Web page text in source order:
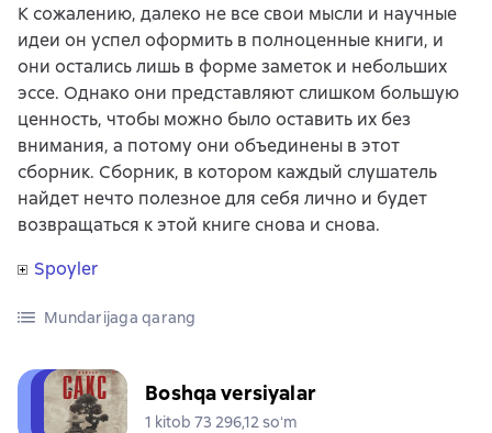
К сожалению, далеко не все свои мысли и научные
идеи он успел оформить в полноценные книги, и
они остались лишь в форме заметок и небольших
эссе. Однако они представляют слишком большую
ценность, чтобы можно было оставить их без
внимания, а потому они объединены в этот
сборник. Сборник, в котором каждый слушатель
найдет нечто полезное для себя лично и будет
возвращаться к этой книге снова и снова.
Spoyler
Mundarijaga qarang
Boshqa versiyalar
1 kitob 73 296,12 soʻm